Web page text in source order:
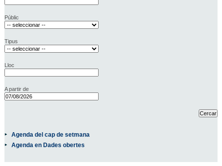
Públic
Tipus
Lloc
A partir de
Agenda del cap de setmana
Agenda en Dades obertes